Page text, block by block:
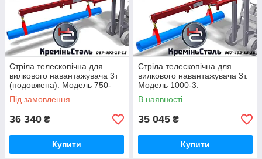
Стріла телескопічна для
вилкового навантажувача 3т
(подовжена). Модель 750-
3,5.
Під замовлення
36 340 ₴
Купити
Стріла телескопічна для
вилкового навантажувача 3т.
Модель 1000-3.
В наявності
35 045 ₴
Купити